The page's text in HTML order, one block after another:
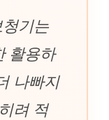
기는
활용하
나빠지
려 적